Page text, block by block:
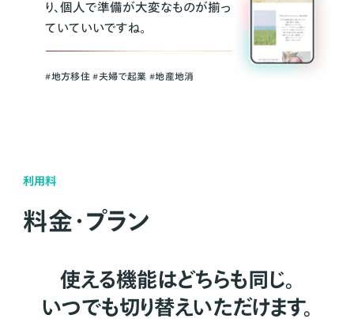
り、個人で準備が大変なものが揃っ
ていていいですね。
#地方移住 #夫婦で起業 #地産地消
利用料
料金・プラン
使える機能はどちらも同じ。
いつでも切り替えいただけます。